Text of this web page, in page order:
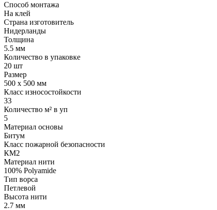
Способ монтажа
На клей
Страна изготовитель
Нидерланды
Толщина
5.5 мм
Количество в упаковке
20 шт
Размер
500 x 500 мм
Класс износостойкости
33
Количество м² в уп
5
Материал основы
Битум
Класс пожарной безопасности
КМ2
Материал нити
100% Polyamide
Тип ворса
Петлевой
Высота нити
2.7 мм